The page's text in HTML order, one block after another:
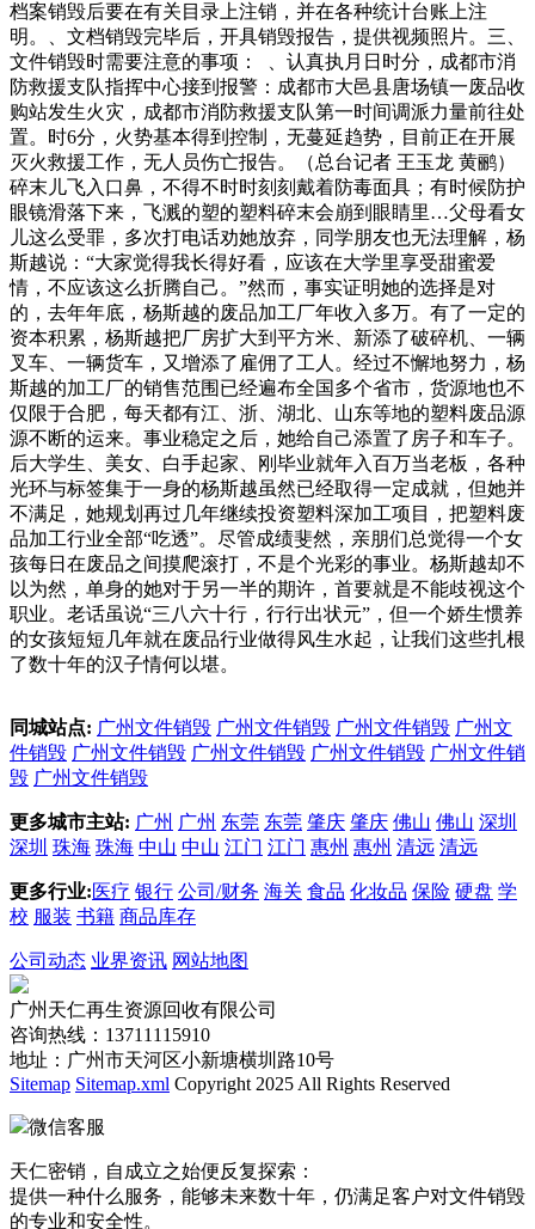
档案销毁后要在有关目录上注销，并在各种统计台账上注
明。、文档销毁完毕后，开具销毁报告，提供视频照片。三、
文件销毁时需要注意的事项： 、认真执月日时分，成都市消
防救援支队指挥中心接到报警：成都市大邑县唐场镇一废品收
购站发生火灾，成都市消防救援支队第一时间调派力量前往处
置。时6分，火势基本得到控制，无蔓延趋势，目前正在开展
灭火救援工作，无人员伤亡报告。（总台记者 王玉龙 黄鹂）
碎末儿飞入口鼻，不得不时时刻刻戴着防毒面具；有时候防护
眼镜滑落下来，飞溅的塑的塑料碎末会崩到眼睛里…父母看女
儿这么受罪，多次打电话劝她放弃，同学朋友也无法理解，杨
斯越说：“大家觉得我长得好看，应该在大学里享受甜蜜爱
情，不应该这么折腾自己。”然而，事实证明她的选择是对
的，去年年底，杨斯越的废品加工厂年收入多万。有了一定的
资本积累，杨斯越把厂房扩大到平方米、新添了破碎机、一辆
叉车、一辆货车，又增添了雇佣了工人。经过不懈地努力，杨
斯越的加工厂的销售范围已经遍布全国多个省市，货源地也不
仅限于合肥，每天都有江、浙、湖北、山东等地的塑料废品源
源不断的运来。事业稳定之后，她给自己添置了房子和车子。
后大学生、美女、白手起家、刚毕业就年入百万当老板，各种
光环与标签集于一身的杨斯越虽然已经取得一定成就，但她并
不满足，她规划再过几年继续投资塑料深加工项目，把塑料废
品加工行业全部“吃透”。尽管成绩斐然，亲朋们总觉得一个女
孩每日在废品之间摸爬滚打，不是个光彩的事业。杨斯越却不
以为然，单身的她对于另一半的期许，首要就是不能歧视这个
职业。老话虽说“三八六十行，行行出状元”，但一个娇生惯养
的女孩短短几年就在废品行业做得风生水起，让我们这些扎根
了数十年的汉子情何以堪。
同城站点: 广州文件销毁 广州文件销毁 广州文件销毁 广州文
件销毁 广州文件销毁 广州文件销毁 广州文件销毁 广州文件销
毁 广州文件销毁
更多城市主站: 广州 广州 东莞 东莞 肇庆 肇庆 佛山 佛山 深圳
深圳 珠海 珠海 中山 中山 江门 江门 惠州 惠州 清远 清远
更多行业: 医疗 银行 公司/财务 海关 食品 化妆品 保险 硬盘 学
校 服装 书籍 商品库存
公司动态 业界资讯 网站地图
广州天仁再生资源回收有限公司
咨询热线：13711115910
地址：广州市天河区小新塘横圳路10号
Sitemap Sitemap.xml Copyright 2025 All Rights Reserved
微信客服
天仁密销，自成立之始便反复探索：
提供一种什么服务，能够未来数十年，仍满足客户对文件销毁
的专业和安全性。